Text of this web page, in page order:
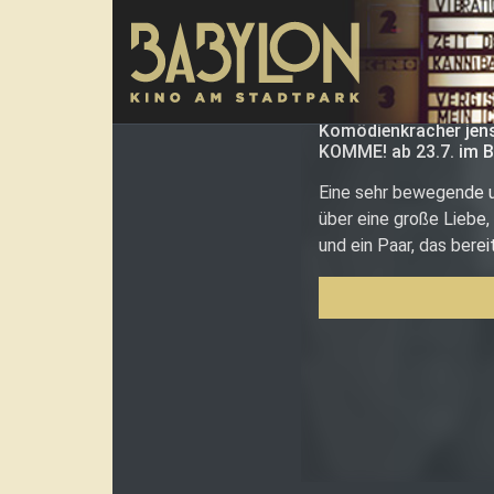
Komödienkracher
KOMME! ab 23.7. im
Eine sehr bewegende
über eine große
und ein Paar, das